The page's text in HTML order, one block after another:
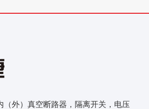
外）真空断路器，隔离开关，电压